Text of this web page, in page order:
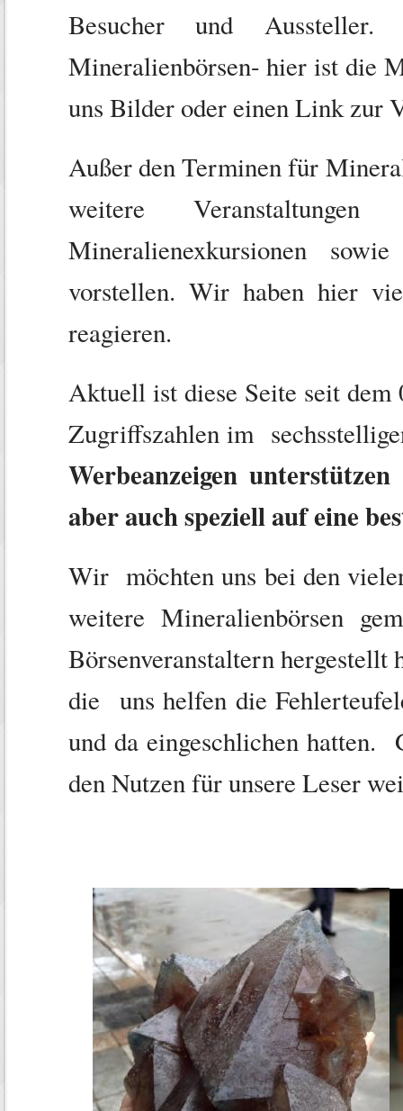
Besucher und
Mineralienbörsen- hier ist die
uns Bilder oder einen Link zur
Außer den Terminen für
weitere
Mineralienexkursionen
vorstellen. Wir haben hier
reagieren.
Aktuell ist diese Seite seit
Zugriffszahlen im
Werbeanzeigen
aber auch speziell auf eine
Wir möchten uns bei den
weitere Mineralienbörsen
Börsenveranstaltern
die uns helfen die
und da eingeschlichen hatten.
den Nutzen für unsere Leser